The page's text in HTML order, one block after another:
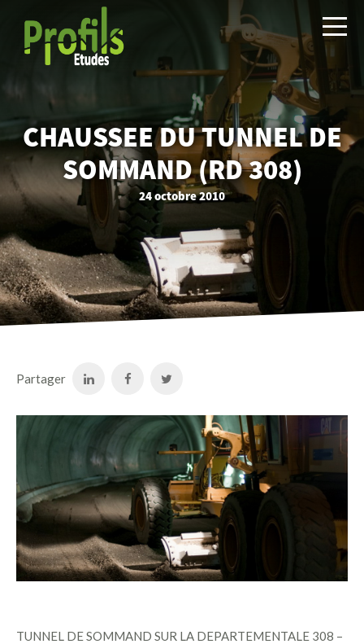
CHAUSSEE DU TUNNEL DE
SOMMAND (RD 308)
24 octobre 2010
Partager
TUNNEL DE SOMMAND SUR LA DEPARTEMENTALE 308 –